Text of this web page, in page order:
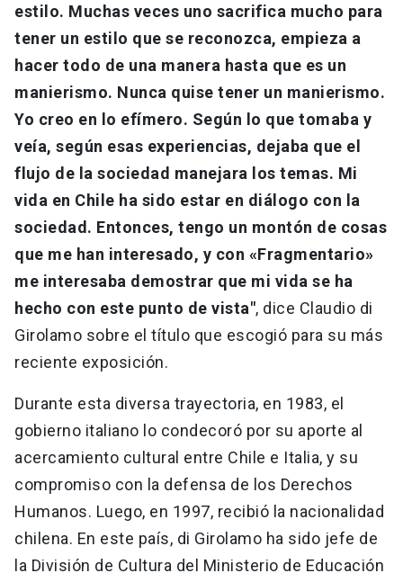
estilo. Muchas veces uno sacrifica mucho para
tener un estilo que se reconozca, empieza a
hacer todo de una manera hasta que es un
manierismo. Nunca quise tener un manierismo.
Yo creo en lo efímero. Según lo que tomaba y
veía, según esas experiencias, dejaba que el
flujo de la sociedad manejara los temas. Mi
vida en Chile ha sido estar en diálogo con la
sociedad. Entonces, tengo un montón de cosas
que me han interesado, y con «Fragmentario»
me interesaba demostrar que mi vida se ha
hecho con este punto de vista", dice Claudio di
Girolamo sobre el título que escogió para su más
reciente exposición.
Durante esta diversa trayectoria, en 1983, el
gobierno italiano lo condecoró por su aporte al
acercamiento cultural entre Chile e Italia, y su
compromiso con la defensa de los Derechos
Humanos. Luego, en 1997, recibió la nacionalidad
chilena. En este país, di Girolamo ha sido jefe de
la División de Cultura del Ministerio de Educación